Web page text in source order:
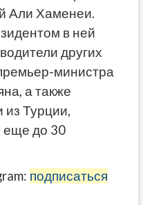
Али Хаменеи.
в ней
других
министра
а также
Турции,
еще до 30
подписаться